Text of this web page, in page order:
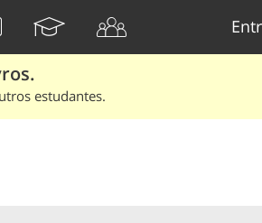
estudantes.